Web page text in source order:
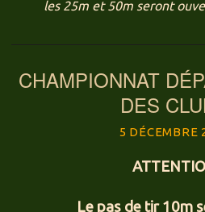
les 25m et 50m seront
CHAMPIONNAT
DES
5 DÉCEMBRE
Le pas de tir 10m